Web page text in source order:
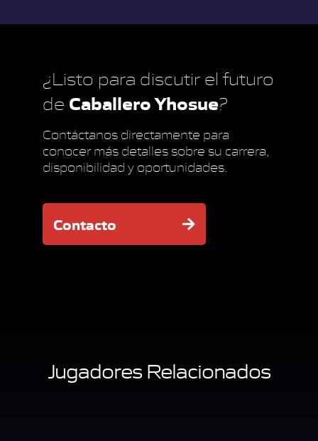
¿Listo para discutir el futuro
de Caballero Yhosue?
Contáctanos directamente para
conocer más detalles sobre su carrera,
disponibilidad y oportunidades.
Contacto
Jugadores Relacionados